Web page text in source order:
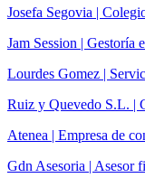
Josefa Segovia |
Jam Session | Gestoría
Lourdes Gomez |
Ruiz y Quevedo S.L. |
Atenea | Empresa de
Gdn Asesoria | Asesor